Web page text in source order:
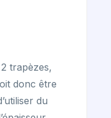
trapèzes,
donc être
du